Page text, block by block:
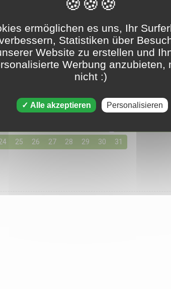
Tripeaks - 10. märz 2024
März 2024 155 Lösungen verfügbar
Tag aus, indem Sie unten auf die Lösungen
25 26 27 28 29 30 31
ermöglichen es uns, Ihr
Statistiken über
Website zu erstellen und
Werbung anzubieten,
nicht :)
Alle akzeptieren Personalisieren